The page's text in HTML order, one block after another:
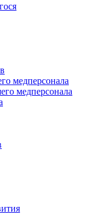
медперсонала
медперсонала